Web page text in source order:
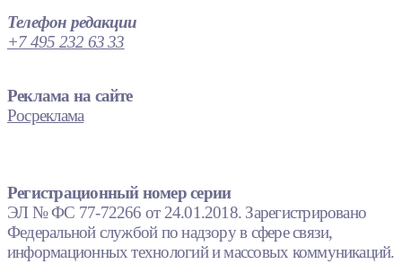
Телефон редакции
+7 495 232 63 33
Реклама на сайте
Росреклама
Регистрационный номер серии
ЭЛ № ФС 77-72266 от 24.01.2018. Зарегистрировано
Федеральной службой по надзору в сфере связи,
информационных технологий и массовых коммуникаций.